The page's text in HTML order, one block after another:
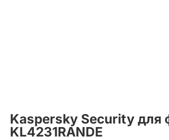
Kaspersky Security для
KL4231RANDE